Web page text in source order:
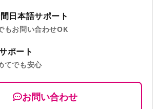
日本語サポート
もお問い合わせOK
ポート
てでも安心
お問い合わせ